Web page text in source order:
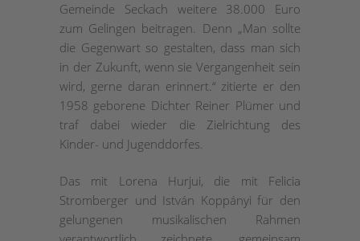
Gemeinde Seckach weitere 38.000 Euro
zum Gelingen beitragen. Denn „Man sollte
die Gegenwart so gestalten, dass man sich
in der Zukunft, wenn sie Vergangenheit sein
wird, gerne daran erinnert.“ zitierte er den
1958 geborene Dichter Reiner Plümer und
traf dabei wieder die Zielrichtung des
Kinder- und Jugenddorfes.
Das mit Lorena Hurjui, die mit Felicia
Stromberger und István Koppányi für den
gelungenen musikalischen Rahmen